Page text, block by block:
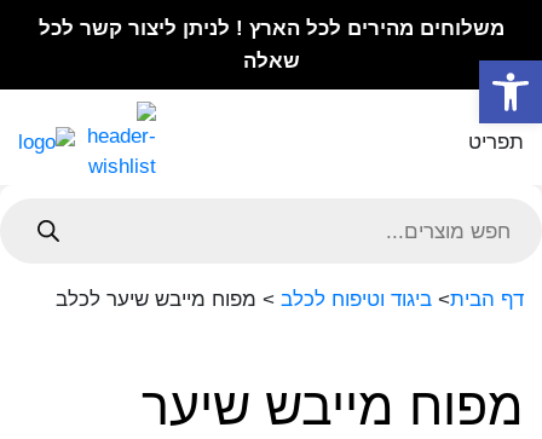
פתח סרגל נגישות
משלוחים מהירים לכל הארץ ! לניתן ליצור קשר לכל
שאלה
תפריט
search
דף הבית> ביגוד וטיפוח לכלב > מפוח מייבש שיער לכלב
מפוח מייבש שיער